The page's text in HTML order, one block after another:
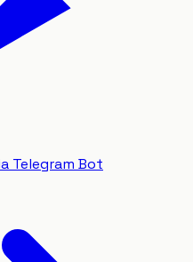
Telegram Bot